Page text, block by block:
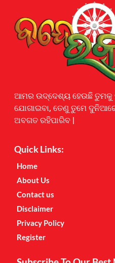
ଆମର ଉଦ୍ଦେଶ୍ୟ ହେଉଛି ତୁମକୁ
ଯୋଗାଇବା, ତେଣୁ ତୁମେ
ଅବଗତ ରହିପାରିବ |
Quick Links:
Home
About Us
Contact us
Disclaimer
Privacy Policy
Register